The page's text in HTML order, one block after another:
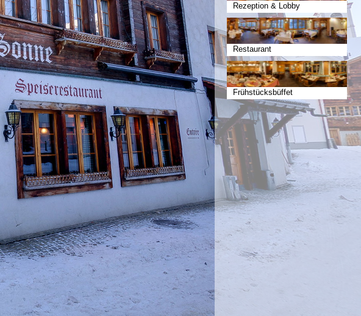
Rezeption & Lobby
Restaurant
Frühstücksbüffet